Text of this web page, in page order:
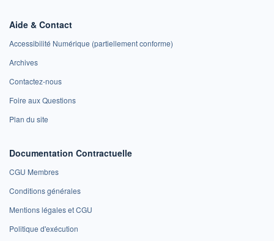
Aide & Contact
Accessibilité Numérique (partiellement conforme)
Archives
Contactez-nous
Foire aux Questions
Plan du site
Documentation Contractuelle
CGU Membres
Conditions générales
Mentions légales et CGU
Politique d'exécution